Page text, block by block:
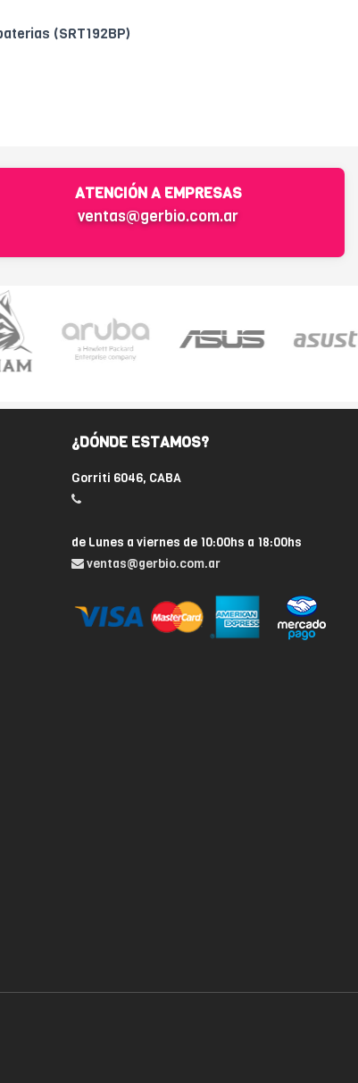
(SRT192BP)
ATENCIÓN A EMPRESAS
ventas@gerbio.com.ar
¿DÓNDE ESTAMOS?
Gorriti 6046, CABA
de Lunes a viernes de 10:00hs a 18:00hs
ventas@gerbio.com.ar